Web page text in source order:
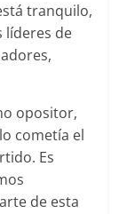
tranquilo,
líderes de
opositor,
cometía el
Es
de esta